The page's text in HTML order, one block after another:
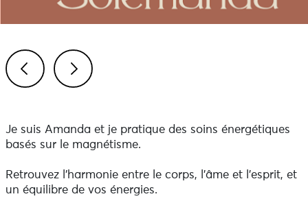
Je suis Amanda et je pratique des soins énergétiques
basés sur le magnétisme.
Retrouvez l'harmonie entre le corps, l'âme et l'esprit, et
un équilibre de vos énergies.